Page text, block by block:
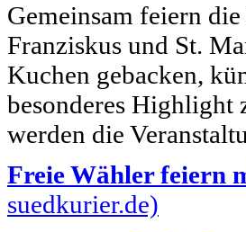
Gemeinsam feiern
Franziskus und St.
Kuchen gebacken,
besonderes Highlight
werden die
Freie Wähler feiern
suedkurier.de)